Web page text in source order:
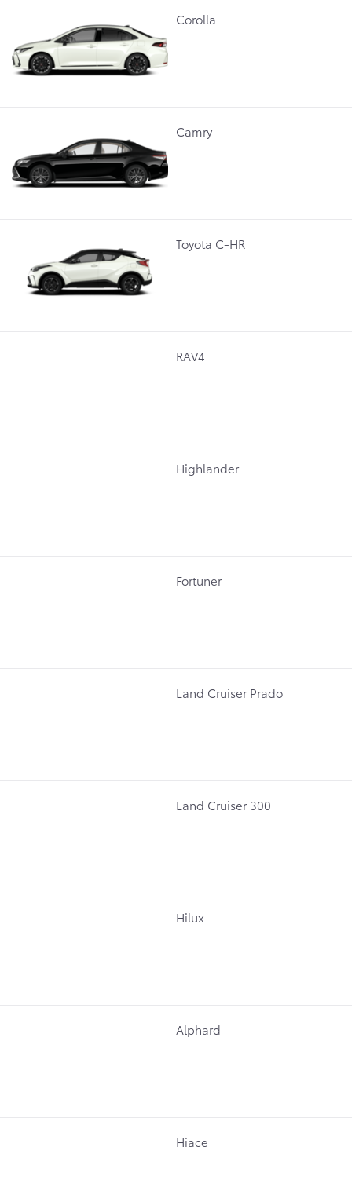
Corolla
Camry
Toyota C-HR
RAV4
Highlander
Fortuner
Land Cruiser Prado
Land Cruiser 300
Hilux
Alphard
Hiace